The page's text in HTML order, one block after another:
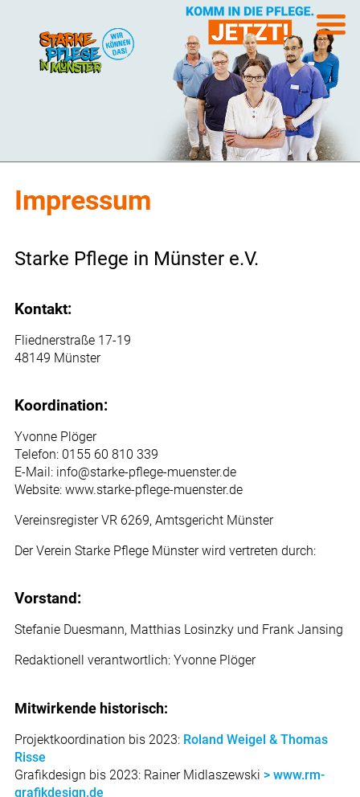
Impressum
Starke Pflege in Münster e.V.
Kontakt:
Fliednerstraße 17-19
48149 Münster
Koordination:
Yvonne Plöger
Telefon: 0155 60 810 339
E-Mail: info@starke-pflege-muenster.de
Website: www.starke-pflege-muenster.de
Vereinsregister VR 6269, Amtsgericht Münster
Der Verein Starke Pflege Münster wird vertreten durch:
Vorstand:
Stefanie Duesmann, Matthias Losinzky und Frank Jansing
Redaktionell verantwortlich: Yvonne Plöger
Mitwirkende historisch:
Projektkoordination bis 2023: Roland Weigel & Thomas
Risse
Grafikdesign bis 2023: Rainer Midlaszewski > www.rm-
grafikdesign.de